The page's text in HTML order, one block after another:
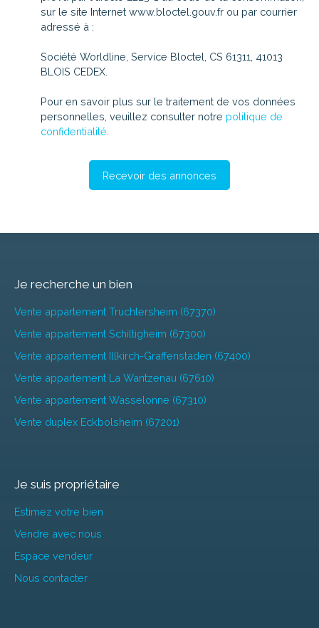
sur le site Internet www.bloctel.gouv.fr ou par courrier
adressé à :
Société Worldline, Service Bloctel, CS 61311, 41013
BLOIS CEDEX.
Pour en savoir plus sur le traitement de vos données
personnelles, veuillez consulter notre politique de
confidentialité
Recevoir des annonces
Je recherche un bien
Vente appartement Truchtersheim (67370)
Vente appartement Schiltigheim (67300)
Vente appartement Illkirch-Graffenstaden (67400)
Vente appartement La Wantzenau (67610)
Vente appartement Wasselonne (67310)
Vente duplex Eckbolsheim (67201)
Je suis propriétaire
Estimez votre bien
Vendre avec nous
Espace vendeur
Nous contacter